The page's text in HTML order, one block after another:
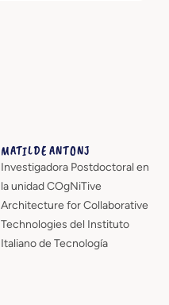
MATILDE ANTONJ
Investigadora Postdoctoral en
la unidad COgNiTive
Architecture for Collaborative
Technologies del Instituto
Italiano de Tecnología